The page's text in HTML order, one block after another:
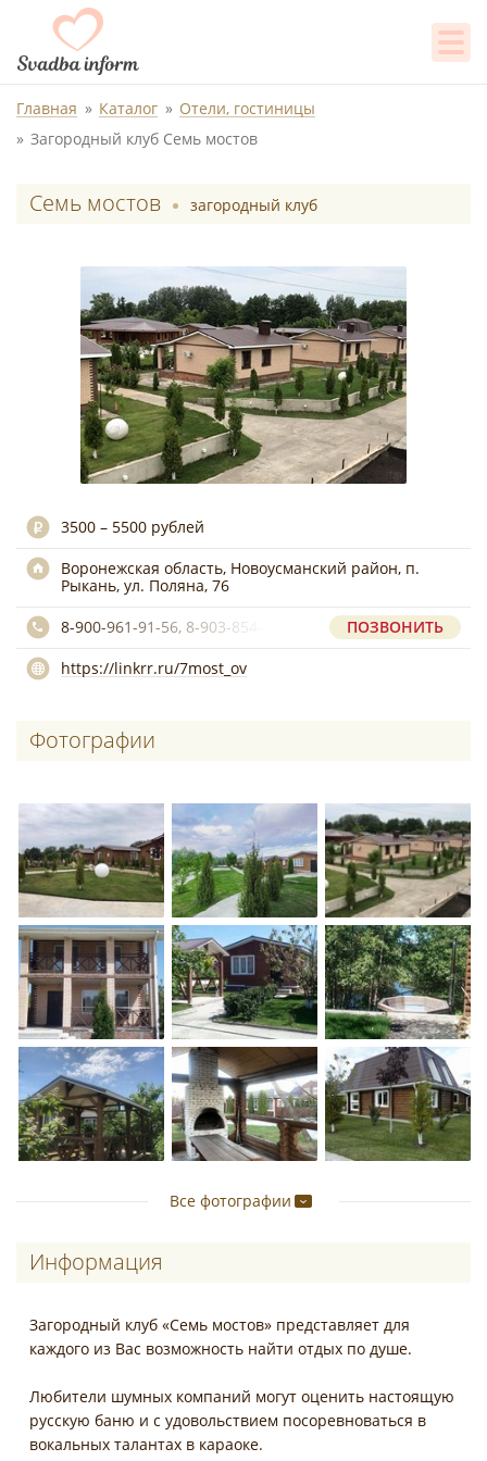
Главная Каталог
Отели, гостиницы
Загородный клуб Семь мостов
Семь мостов загородный клуб
3500 – 5500 рублей
Воронежская область, Новоусманский район, п.
Рыкань, ул. Поляна, 76
8-900-961-91-56, 8-903-854-31-86
ПОЗВОНИТЬ
https://linkrr.ru/7most_ov
Информация
Загородный клуб «Семь мостов» представляет для
каждого из Вас возможность найти отдых по душе.
Любители шумных компаний могут оценить настоящую
русскую баню и с удовольствием посоревноваться в
вокальных талантах в караоке.
Фотографии
Все фотографии